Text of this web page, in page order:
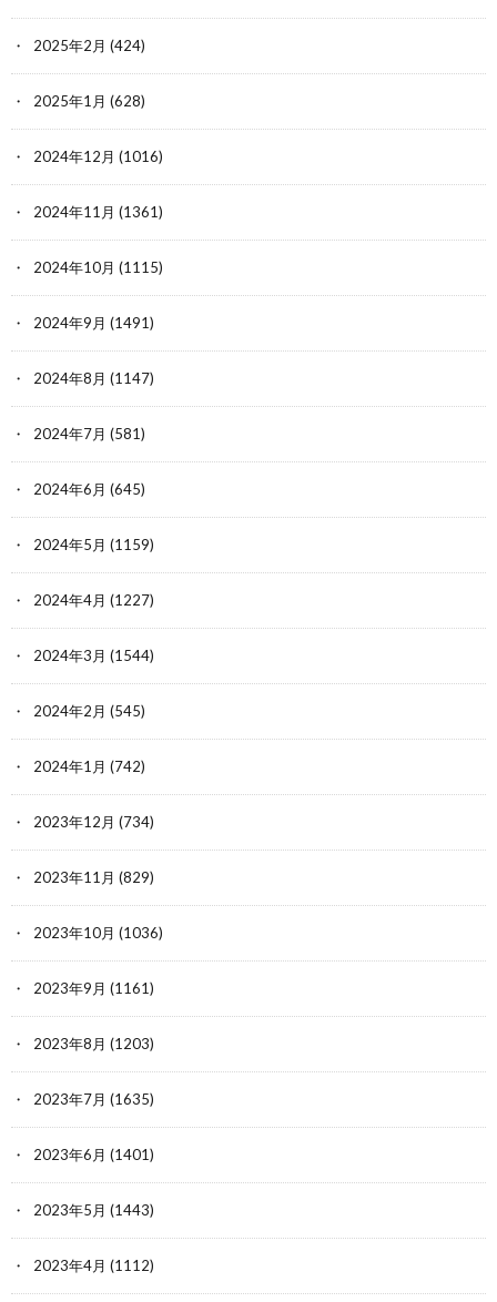
2025年2月 (424)
2025年1月 (628)
2024年12月 (1016)
2024年11月 (1361)
2024年10月 (1115)
2024年9月 (1491)
2024年8月 (1147)
2024年7月 (581)
2024年6月 (645)
2024年5月 (1159)
2024年4月 (1227)
2024年3月 (1544)
2024年2月 (545)
2024年1月 (742)
2023年12月 (734)
2023年11月 (829)
2023年10月 (1036)
2023年9月 (1161)
2023年8月 (1203)
2023年7月 (1635)
2023年6月 (1401)
2023年5月 (1443)
2023年4月 (1112)